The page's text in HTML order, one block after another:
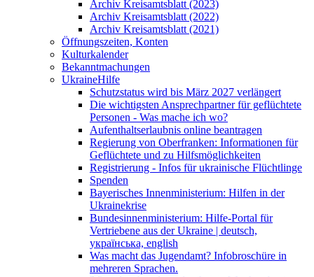
Archiv Kreisamtsblatt (2023)
Archiv Kreisamtsblatt (2022)
Archiv Kreisamtsblatt (2021)
Öffnungszeiten, Konten
Kulturkalender
Bekanntmachungen
UkraineHilfe
Schutzstatus wird bis März 2027 verlängert
Die wichtigsten Ansprechpartner für geflüchtete
Personen - Was mache ich wo?
Aufenthaltserlaubnis online beantragen
Regierung von Oberfranken: Informationen für
Geflüchtete und zu Hilfsmöglichkeiten
Registrierung - Infos für ukrainische Flüchtlinge
Spenden
Bayerisches Innenministerium: Hilfen in der
Ukrainekrise
Bundesinnenministerium: Hilfe-Portal für
Vertriebene aus der Ukraine | deutsch,
українська, english
Was macht das Jugendamt? Infobroschüre in
mehreren Sprachen.